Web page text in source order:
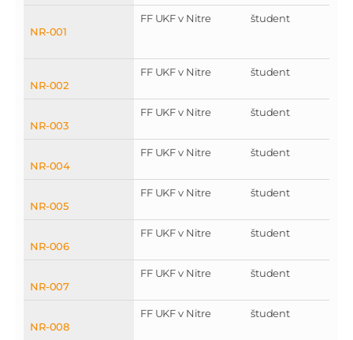
NR-001
FF UKF v Nitre študent
NR-002
FF UKF v Nitre študent
NR-003
FF UKF v Nitre študent
NR-004
FF UKF v Nitre študent
NR-005
FF UKF v Nitre študent
NR-006
FF UKF v Nitre študent
NR-007
FF UKF v Nitre študent
NR-008
FF UKF v Nitre študent